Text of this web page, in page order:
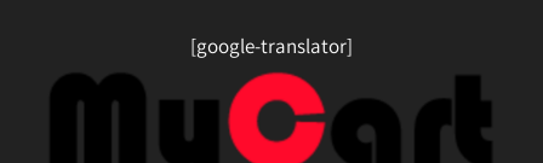
[google-translator]